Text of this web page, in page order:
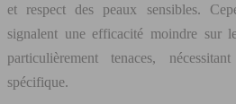
et respect des peaux sensibles.
signalent une efficacité moindre sur
particulièrement tenaces,
spécifique.